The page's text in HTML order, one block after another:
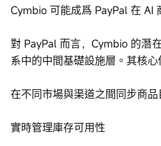
Cymbio 可能成爲 PayPal 在 AI
對 PayPal 而言，Cymbio 的潛
系中的中間基礎設施層。其核心
在不同市場與渠道之間同步商品
實時管理庫存可用性